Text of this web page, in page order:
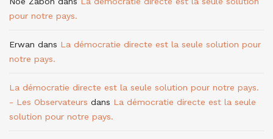
pour notre pays.
Erwan dans La démocratie directe est la seule solution pour
notre pays.
La démocratie directe est la seule solution pour notre pays.
- Les Observateurs dans La démocratie directe est la seule
solution pour notre pays.